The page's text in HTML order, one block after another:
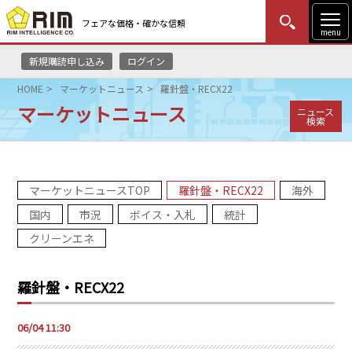
フェアな価格・確かな信頼
menu
新規購読申し込み ログイン
MENU
はじめての方
HOME
リムレポート
メソドロジー
コンサルティング
HOME マーケットニュース 羅針盤・RECX22
マーケットニュース ニュース
検索
マーケットニュースTOP 羅針盤・RECX22
海外
国内
市況 ボイス・入札
統計
クリーンエネ
羅針盤・RECX22
06/04 11:30